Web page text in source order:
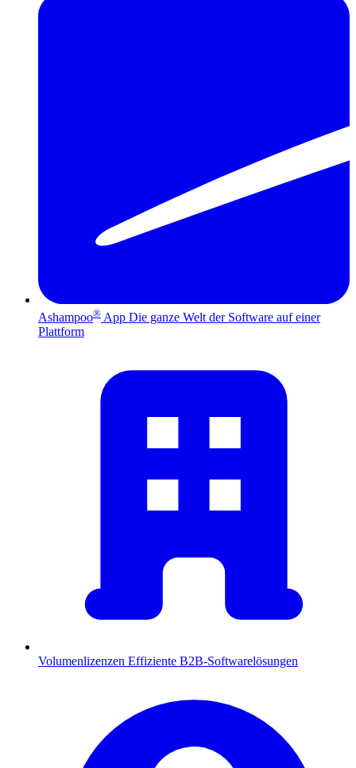
Ashampoo® App Die ganze Welt der Software auf einer
Plattform
Volumenlizenzen Effiziente B2B-Softwarelösungen